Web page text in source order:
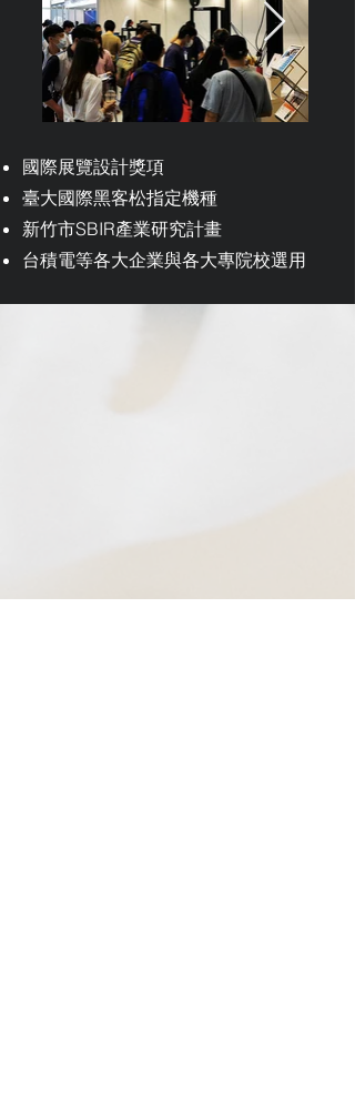
國際展覽設計獎項
臺大國際黑客松指定機種
​新竹市SBIR產業研究計畫
台積電等各大企業與各大專院校選用